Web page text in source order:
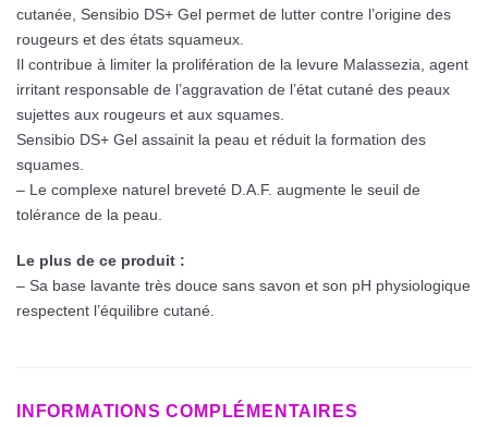
cutanée, Sensibio DS+ Gel permet de lutter contre l’origine des
rougeurs et des états squameux.
Il contribue à limiter la prolifération de la levure Malassezia, agent
irritant responsable de l’aggravation de l’état cutané des peaux
sujettes aux rougeurs et aux squames.
Sensibio DS+ Gel assainit la peau et réduit la formation des
squames.
– Le complexe naturel breveté D.A.F. augmente le seuil de
tolérance de la peau.
Le plus de ce produit :
– Sa base lavante très douce sans savon et son pH physiologique
respectent l’équilibre cutané.
INFORMATIONS COMPLÉMENTAIRES